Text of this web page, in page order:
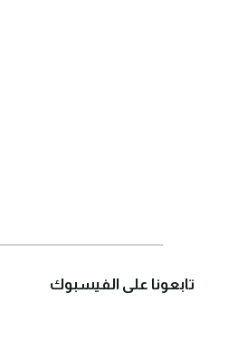
تابعونا على الفيسبوك